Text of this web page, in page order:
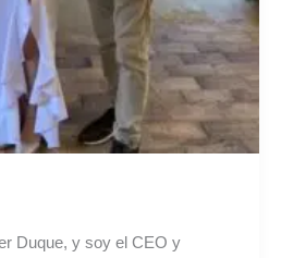
Duque, y soy el CEO y